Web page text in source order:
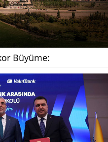
Büyüme: